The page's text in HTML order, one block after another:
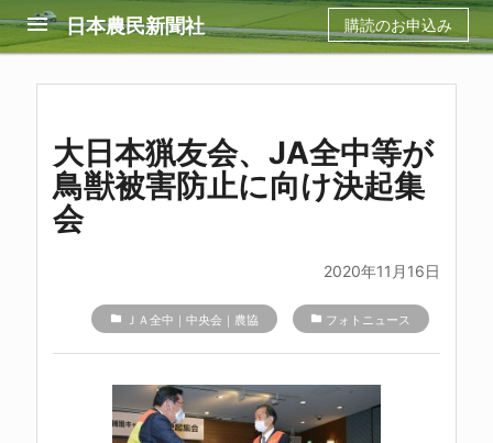
menu 日本農民新聞社 購読のお申込み
大日本猟友会、JA全中等が
鳥獣被害防止に向け決起集
会
2020年11月16日
folder ＪＡ全中｜中央会｜農協 folder フォトニュース